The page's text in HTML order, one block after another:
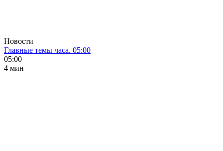
Новости
Главные темы часа. 05:00
05:00
4 мин